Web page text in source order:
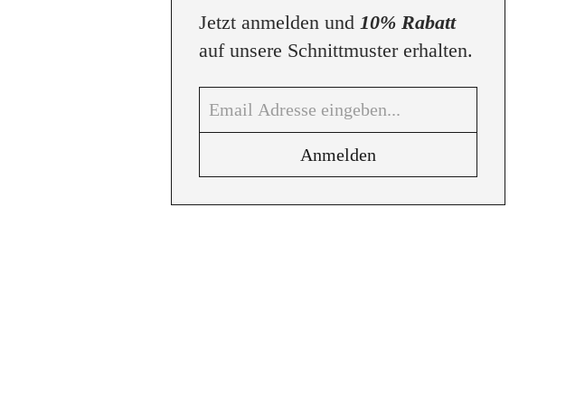
Jetzt anmelden und 10% Rabatt
auf unsere Schnittmuster erhalten.